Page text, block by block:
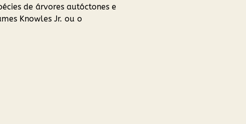
de árvores autóctones e
Knowles Jr. ou o